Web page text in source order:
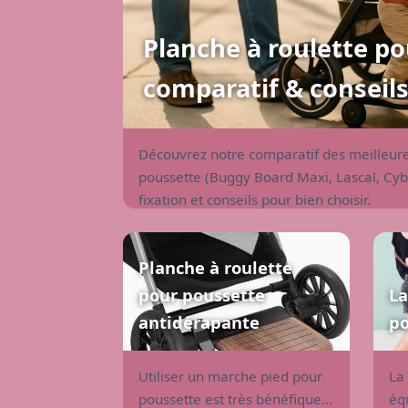
Planche à roulette
comparatif &
Découvrez notre comparatif des
poussette (Buggy Board Maxi, Lascal,
fixation et conseils pour bien choisir.
Planche à roulette
pour poussette
antidérapante
Utiliser un marche pied pour
poussette est très bénéfique.